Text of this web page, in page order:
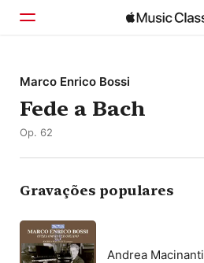
Início
Explorar
Marco Enrico Bossi
Fede a Bach
Op. 62
Gravações populares
Andrea Macinanti